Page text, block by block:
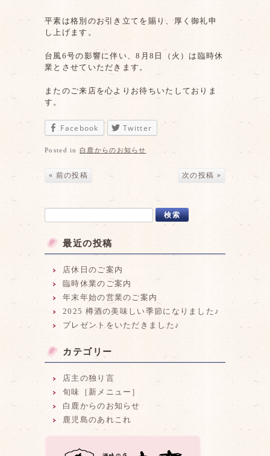
平素は格別のお引き立てを賜り、厚く御礼申
し上げます。
台風6号の影響に伴い、8月8日（火）は臨時休
業とさせていただきます。
またのご来店を心よりお待ちいたしておりま
す。
Facebook Twitter
Posted in 白鹿からのお知らせ
« 前の投稿 次の投稿 »
最近の投稿
店休日のご案内
臨時休業のご案内
年末年始の営業のご案内
2025 樽酒の美味しい季節になりました♪
プレゼントをいただきました♪
カテゴリー
店主の独り言
旬味［新メニュー］
白鹿からのお知らせ
鹿児島のあれこれ